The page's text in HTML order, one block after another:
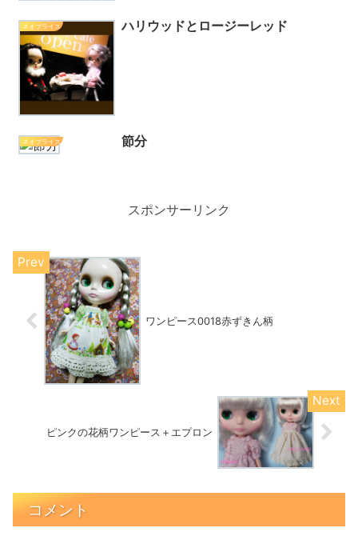
ネオブライス ハリウッドとロージーレッド
ネオブライス 節分
スポンサーリンク
ワンピース0018赤ずきん柄
ピンクの花柄ワンピース＋エプロン
コメント